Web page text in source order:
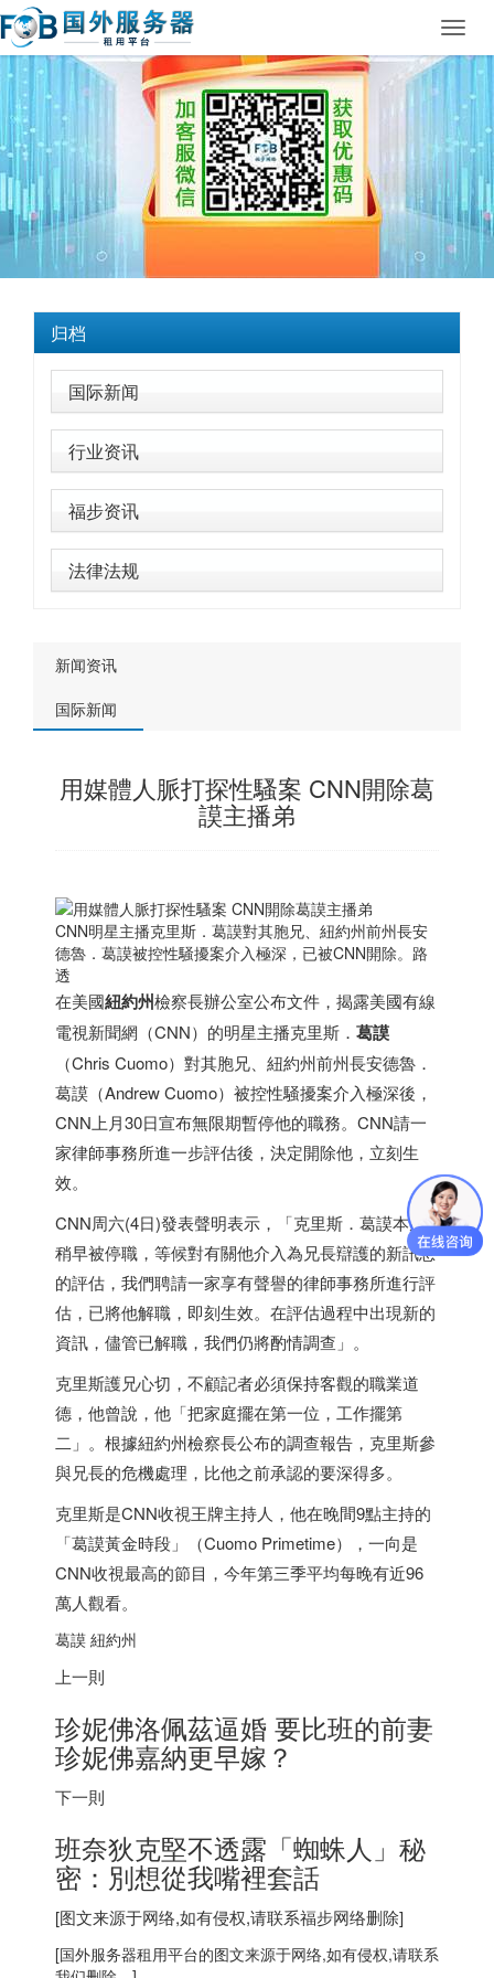
归档
国际新闻
行业资讯
福步资讯
法律法规
新闻资讯
国际新闻
用媒體人脈打探性騷案 CNN開除葛
謨主播弟
CNN明星主播克里斯．葛謨對其胞兄、紐約州前州長安
德魯．葛謨被控性騒擾案介入極深，已被CNN開除。路
透
在美國紐約州檢察長辦公室公布文件，揭露美國有線
電視新聞網（CNN）的明星主播克里斯． 葛謨
（Chris Cuomo）對其胞兄、紐約州前州長安德魯．
葛謨（Andrew Cuomo）被控性騒擾案介入極深後，
CNN上月30日宣布無限期暫停他的職務。CNN請一
家律師事務所進一步評估後，決定開除他，立刻生
效。
CNN周六(4日)發表聲明表示，「克里斯．葛謨本周
稍早被停職，等候對有關他介入為兄長辯護的新訊息
的評估，我們聘請一家享有聲譽的律師事務所進行評
估，已將他解職，即刻生效。在評估過程中出現新的
資訊，儘管已解職，我們仍將酌情調查」。
克里斯護兄心切，不顧記者必須保持客觀的職業道
德，他曾說，他「把家庭擺在第一位，工作擺第
二」。根據紐約州檢察長公布的調查報告，克里斯參
與兄長的危機處理，比他之前承認的要深得多。
克里斯是CNN收視王牌主持人，他在晚間9點主持的
「葛謨黃金時段」（Cuomo Primetime），一向是
CNN收視最高的節目，今年第三季平均每晚有近96
萬人觀看。
葛謨 紐約州
上一則
珍妮佛洛佩茲逼婚 要比班的前妻
珍妮佛嘉納更早嫁？
下一則
班奈狄克堅不透露「蜘蛛人」秘
密：別想從我嘴裡套話
[图文来源于网络,如有侵权,请联系福步网络删除]
[国外服务器租用平台的图文来源于网络,如有侵权,请联系